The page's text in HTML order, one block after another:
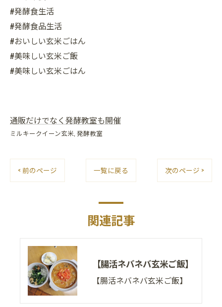
#発酵食生活
#発酵食品生活
#おいしい玄米ごはん
#美味しい玄米ご飯
#美味しい玄米ごはん
通販だけでなく発酵教室も開催
ミルキークイーン玄米 発酵教室
< 前のページ 一覧に戻る 次のページ >
関連記事
【腸活ネバネバ玄米ご飯】
【腸活ネバネバ玄米ご飯】